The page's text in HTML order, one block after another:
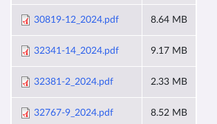
30819-12_2024.pdf 8.64 MB
32341-14_2024.pdf 9.17 MB
32381-2_2024.pdf 2.33 MB
32767-9_2024.pdf 8.52 MB